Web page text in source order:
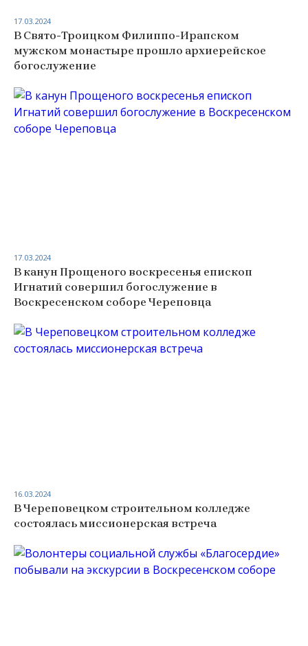
В Свято-Троицком Филиппо-Ирапском
мужском монастыре прошло архиерейское
богослужение
17.03.2024
В канун Прощеного воскресенья епископ
Игнатий совершил богослужение в
Воскресенском соборе Череповца
17.03.2024
В Череповецком строительном колледже
состоялась миссионерская встреча
16.03.2024